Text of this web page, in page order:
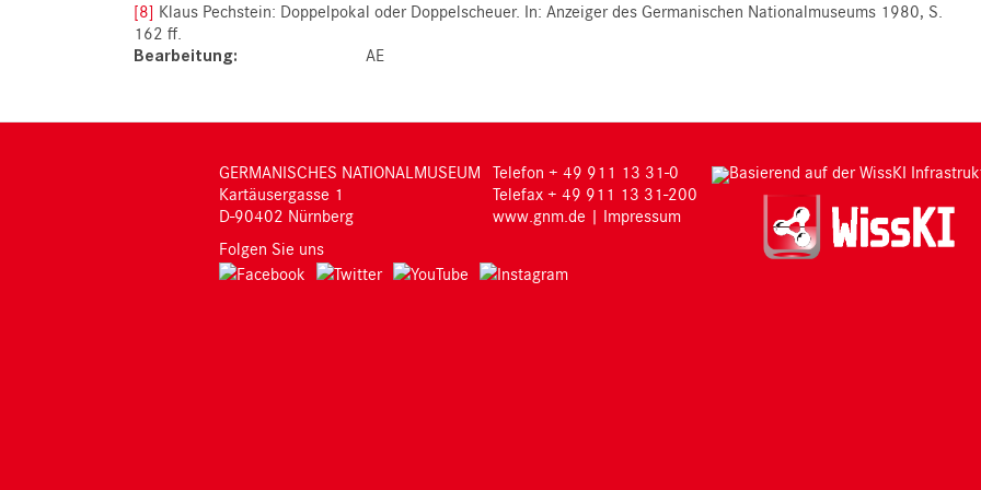
[8] Klaus Pechstein: Doppelpokal oder Doppelscheuer. In: Anzeiger des Germanischen Nationalmuseums 1980, S.
162 ff.
Bearbeitung AE
GERMANISCHES NATIONALMUSEUM
Kartäusergasse 1
D-90402 Nürnberg
Telefon + 49 911 13 31-0
Telefax + 49 911 13 31-200
www.gnm.de | Impressum
Folgen Sie uns
Basierend auf der WissKI